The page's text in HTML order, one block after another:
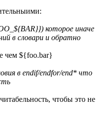
которое иначе
в словари и обратно
чем ${foo.bar}
в endif/endfor/end* что
чтобы это не